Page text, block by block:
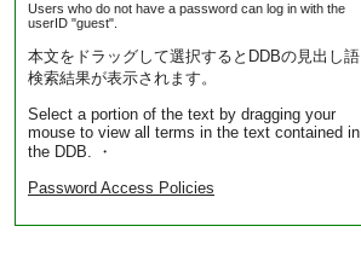
Users who do not have a password can log in with the
userID "guest".
本文をドラッグして選択するとDDBの見出し語
検索結果が表示されます。
Select a portion of the text by dragging your
mouse to view all terms in the text contained in
the DDB. ・
Password Access Policies